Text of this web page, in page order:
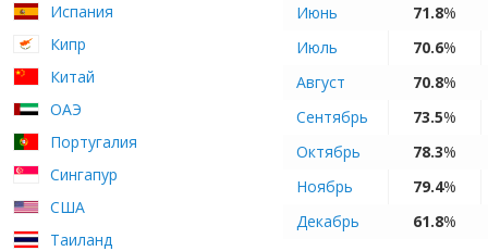
Испания
Кипр
Китай
ОАЭ
Португалия
Сингапур
США
Таиланд
Июнь
71.8%
Июль
70.6%
Август
70.8%
Сентябрь
73.5%
Октябрь
78.3%
Ноябрь
79.4%
Декабрь
61.8%